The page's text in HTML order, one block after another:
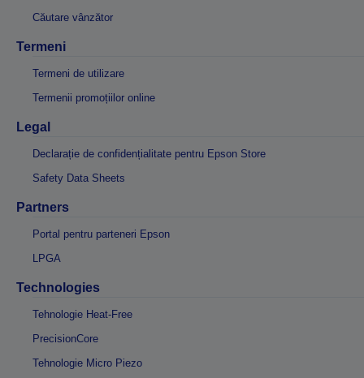
Căutare vânzător
Termeni
Termeni de utilizare
Termenii promoțiilor online
Legal
Declarație de confidențialitate pentru Epson Store
Safety Data Sheets
Partners
Portal pentru parteneri Epson
LPGA
Technologies
Tehnologie Heat-Free
PrecisionCore
Tehnologie Micro Piezo